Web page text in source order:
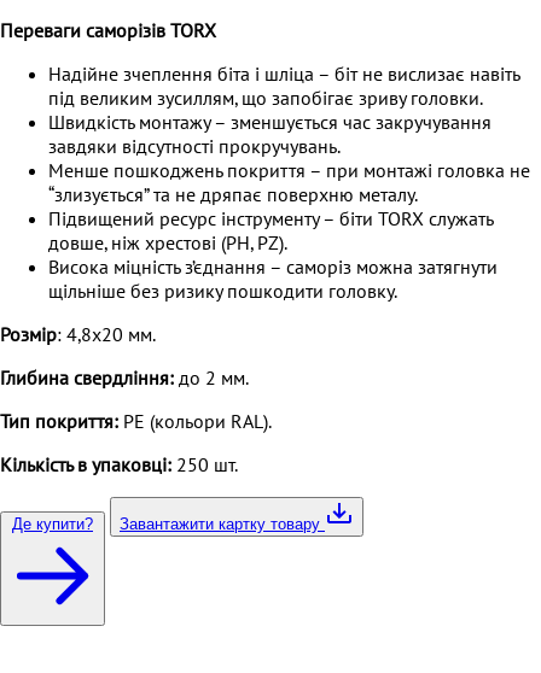
Переваги саморізів TORX
Надійне зчеплення біта і шліца – біт не вислизає навіть
під великим зусиллям, що запобігає зриву головки.
Швидкість монтажу – зменшується час закручування
завдяки відсутності прокручувань.
Менше пошкоджень покриття – при монтажі головка не
“злизується” та не дряпає поверхню металу.
Підвищений ресурс інструменту – біти TORX служать
довше, ніж хрестові (PH, PZ).
Висока міцність з’єднання – саморіз можна затягнути
щільніше без ризику пошкодити головку.
Розмір: 4,8х20 мм.
Глибина свердління: до 2 мм.
Тип покриття: PE (кольори RAL).
Кількість в упаковці: 250 шт.
Де купити? Завантажити картку товару